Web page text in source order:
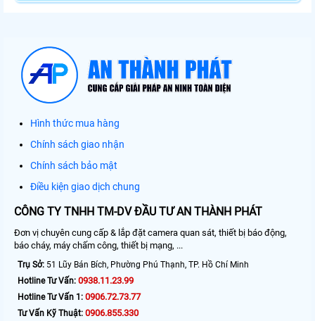
Hình thức mua hàng
Chính sách giao nhận
Chính sách bảo mật
Điều kiện giao dịch chung
CÔNG TY TNHH TM-DV ĐẦU TƯ AN THÀNH PHÁT
Đơn vị chuyên cung cấp & lắp đặt camera quan sát, thiết bị báo động,
báo cháy, máy chấm công, thiết bị mạng, ...
Trụ Sở: 51 Lũy Bán Bích, Phường Phú Thạnh, TP. Hồ Chí Minh
Hotline Tư Vấn: 0938.11.23.99
Hotline Tư Vấn 1: 0906.72.73.77
Tư Vấn Kỹ Thuật: 0906.855.330